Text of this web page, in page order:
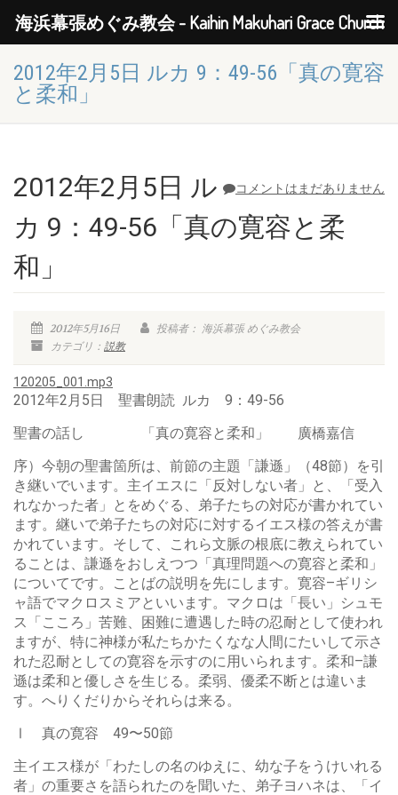
2012年2月5日 ルカ 9：49-56「真の寛容
と柔和」
コメントはまだありません
2012年2月5日 ル
カ 9：49-56「真の寛容と柔
和」
2012年5月16日
投稿者： 海浜幕張 めぐみ教会
カテゴリ： 説教
120205_001.mp3
2012年2月5日 聖書朗読 ルカ 9：49-56
聖書の話し 「真の寛容と柔和」 廣橋嘉信
序）今朝の聖書箇所は、前節の主題「謙遜」（48節）を引
き継いでいます。主イエスに「反対しない者」と、「受入
れなかった者」とをめぐる、弟子たちの対応が書かれてい
ます。継いで弟子たちの対応に対するイエス様の答えが書
かれています。そして、これら文脈の根底に教えられてい
ることは、謙遜をおしえつつ「真理問題への寛容と柔和」
についてです。ことばの説明を先にします。寛容–ギリシ
ャ語でマクロスミアといいます。マクロは「長い」シュモ
ス「こころ」苦難、困難に遭遇した時の忍耐として使われ
ますが、特に神様が私たちかたくなな人間にたいして示さ
れた忍耐としての寛容を示すのに用いられます。柔和–謙
遜は柔和と優しさを生じる。柔弱、優柔不断とは違いま
す。へりくだりからそれらは来る。
Ⅰ 真の寛容 49〜50節
主イエス様が「わたしの名のゆえに、幼な子をうけいれる
者」の重要さを語られたのを聞いた、弟子ヨハネは、「イ
海浜幕張めぐみ教会 - Kaihin Makuhari Grace Church